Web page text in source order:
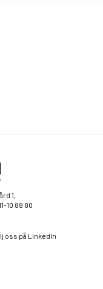
1,
10 88 80
oss på LinkedIn